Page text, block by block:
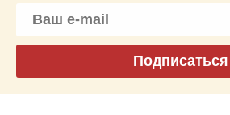
Подписаться